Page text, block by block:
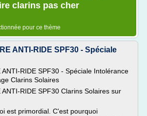
clarins pas cher
pour ce thème
ANTI-RIDE SPF30 - Spéciale
ANTI-RIDE SPF30 - Spéciale Intolérance
Clarins Solaires
ANTI-RIDE SPF30 Clarins Solaires sur
est primordial. C'est pourquoi